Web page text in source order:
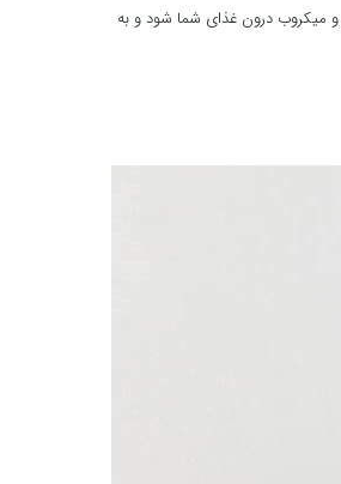
میکروب درون غذای شما شود و به